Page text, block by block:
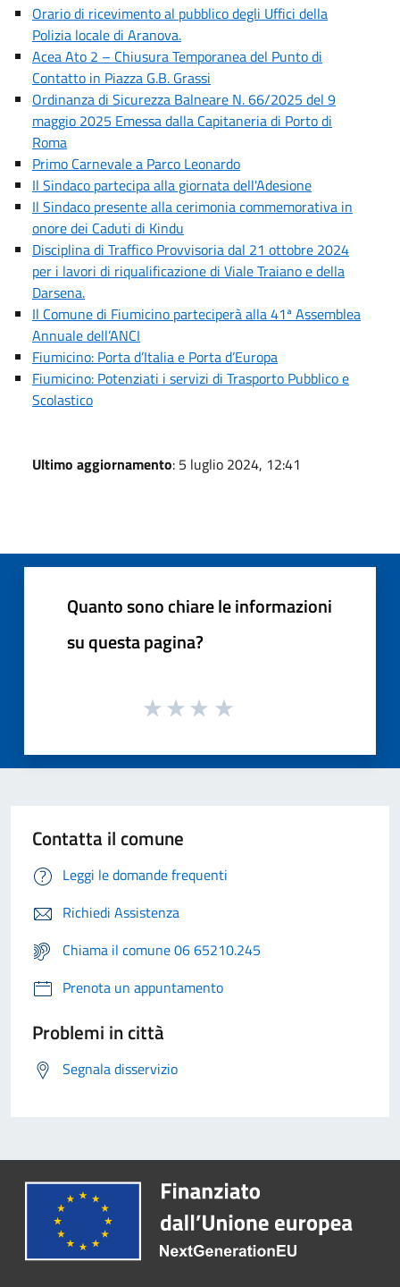
Orario di ricevimento al pubblico degli Uffici della
Polizia locale di Aranova.
Acea Ato 2 – Chiusura Temporanea del Punto di
Contatto in Piazza G.B. Grassi
Ordinanza di Sicurezza Balneare N. 66/2025 del 9
maggio 2025 Emessa dalla Capitaneria di Porto di
Roma
Primo Carnevale a Parco Leonardo
Il Sindaco partecipa alla giornata dell'Adesione
Il Sindaco presente alla cerimonia commemorativa in
onore dei Caduti di Kindu
Disciplina di Traffico Provvisoria dal 21 ottobre 2024
per i lavori di riqualificazione di Viale Traiano e della
Darsena.
Il Comune di Fiumicino parteciperà alla 41ª Assemblea
Annuale dell’ANCI
Fiumicino: Porta d’Italia e Porta d’Europa
Fiumicino: Potenziati i servizi di Trasporto Pubblico e
Scolastico
Ultimo aggiornamento: 5 luglio 2024, 12:41
Quanto sono chiare le informazioni
su questa pagina?
Contatta il comune
Leggi le domande frequenti
Richiedi Assistenza
Chiama il comune 06 65210.245
Prenota un appuntamento
Problemi in città
Segnala disservizio